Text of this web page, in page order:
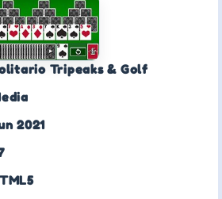
Tripeaks & Golf
2021